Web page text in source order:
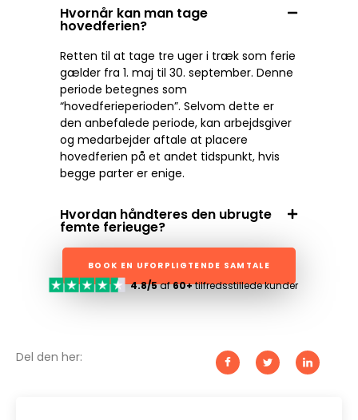
Hvornår kan man tage
hovedferien?
Retten til at tage tre uger i træk som ferie
gælder fra 1. maj til 30. september. Denne
periode betegnes som
“hovedferieperioden”. Selvom dette er
den anbefalede periode, kan arbejdsgiver
og medarbejder aftale at placere
hovedferien på et andet tidspunkt, hvis
begge parter er enige.
Hvordan håndteres den ubrugte
femte ferieuge?
BOOK EN UFORPLIGTENDE SAMTALE
4.8/5af60+tilfredsstillede kunder
Del den her: